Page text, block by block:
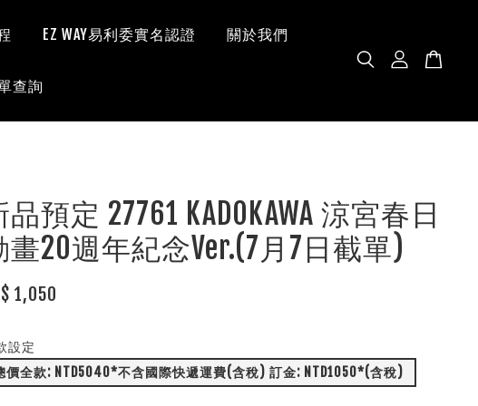
EZ WAY易利委實名認證 關於我們
查詢
品預定 27761 KADOKAWA 涼宮春日
畫20週年紀念Ver.(7月7日截單)
1,050
設定
總價全款: NTD5040*不含國際快遞運費(含稅) 訂金: NTD1050*(含稅)